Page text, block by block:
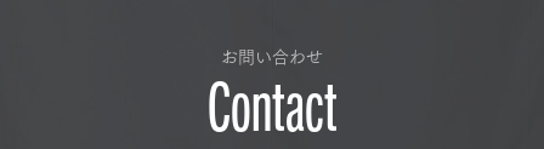
お問い合わせ
Contact